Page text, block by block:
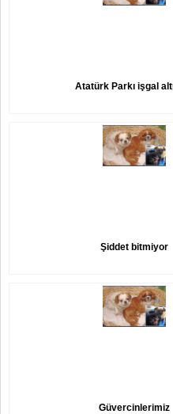
Atatürk Parkı işgal
Şiddet bitmiyor
Güvercinlerimiz